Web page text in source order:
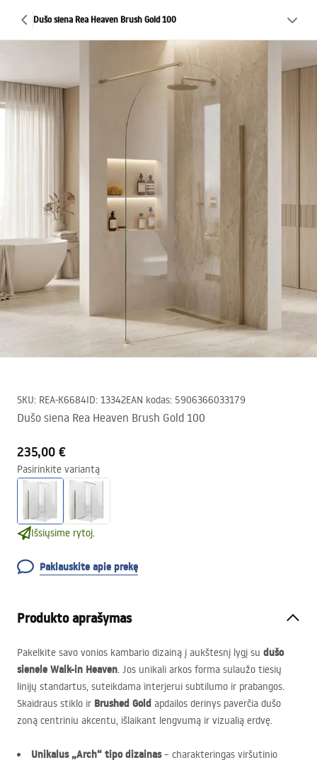
Dušo siena Rea Heaven Brush Gold 100
SKU: REA-K6684ID: 13342EAN kodas: 5906366033179
Dušo siena Rea Heaven Brush Gold 100
235,00 €
Pasirinkite variantą
Išsiųsime rytoj.
Paklauskite apie prekę
Produkto aprašymas
Pakelkite savo vonios kambario dizainą į aukštesnį lygį su dušo
sienele Walk-in Heaven. Jos unikali arkos forma sulaužo tiesių
linijų standartus, suteikdama interjerui subtilumo ir prabangos.
Skaidraus stiklo ir Brushed Gold apdailos derinys paverčia dušo
zoną centriniu akcentu, išlaikant lengvumą ir vizualią erdvę.
Unikalus „Arch“ tipo dizainas– charakteringas viršutinio